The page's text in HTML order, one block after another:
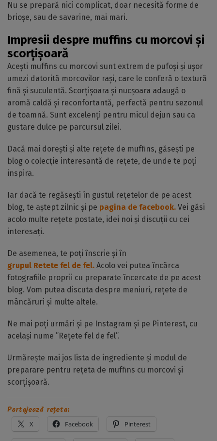
Nu se prepară nici complicat, doar necesită forme de
brioșe, sau de savarine, mai mari.
Impresii despre muffins cu morcovi și
scorțișoară
Acești muffins cu morcovi sunt extrem de pufoși și ușor
umezi datorită morcovilor rași, care le conferă o textură
fină și suculentă. Scorțișoara și nucșoara adaugă o
aromă caldă și reconfortantă, perfectă pentru sezonul
de toamnă. Sunt excelenți pentru micul dejun sau ca
gustare dulce pe parcursul zilei.
Dacă mai dorești și alte rețete de muffins, găsești pe
blog o colecție interesantă de rețete, de unde te poți
inspira.
Iar dacă te regăsești în gustul rețetelor de pe acest
blog, te aștept zilnic și pe pagina de facebook. Vei găsi
acolo multe rețete postate, idei noi și discuții cu cei
interesați.
De asemenea, te poți înscrie și în
grupul Retete fel de fel. Acolo vei putea încărca
fotografiile proprii cu preparate încercate de pe acest
blog. Vom putea discuta despre meniuri, rețete de
mâncăruri și multe altele.
Ne mai poți urmări și pe Instagram și pe Pinterest, cu
același nume ”Rețete fel de fel”.
Urmărește mai jos lista de ingrediente și modul de
preparare pentru rețeta de muffins cu morcovi și
scorțișoară.
Partajează rețeta:
X Facebook Pinterest